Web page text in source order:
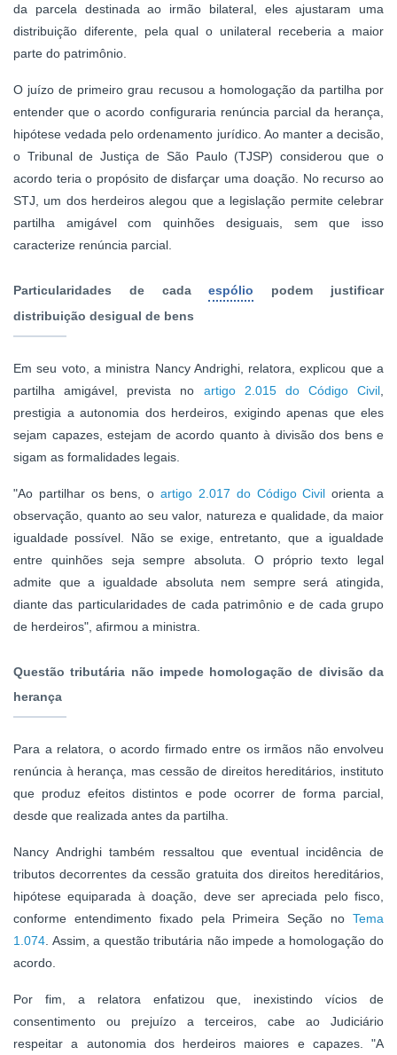
da parcela destinada ao irmão bilateral, eles ajustaram uma
distribuição diferente, pela qual o unilateral receberia a maior
parte do patrimônio.
O juízo de primeiro grau recusou a homologação da partilha por
entender que o acordo configuraria renúncia parcial da herança,
hipótese vedada pelo ordenamento jurídico. Ao manter a decisão,
o Tribunal de Justiça de São Paulo (TJSP) considerou que o
acordo teria o propósito de disfarçar uma doação. No recurso ao
STJ, um dos herdeiros alegou que a legislação permite celebrar
partilha amigável com quinhões desiguais, sem que isso
caracterize renúncia parcial.
Particularidades de cadaespólio podem justificar
distribuição desigual de bens
Em seu voto, a ministra Nancy Andrighi, relatora, explicou que a
partilha amigável, prevista no artigo 2.015 do Código Civil,
prestigia a autonomia dos herdeiros, exigindo apenas que eles
sejam capazes, estejam de acordo quanto à divisão dos bens e
sigam as formalidades legais.
"Ao partilhar os bens, oartigo 2.017 do Código Civil orienta a
observação, quanto ao seu valor, natureza e qualidade, da maior
igualdade possível. Não se exige, entretanto, que a igualdade
entre quinhões seja sempre absoluta. O próprio texto legal
admite que a igualdade absoluta nem sempre será atingida,
diante das particularidades de cada patrimônio e de cada grupo
de herdeiros", afirmou a ministra.
Questão tributária não impede homologação de divisão da
herança
Para a relatora, o acordo firmado entre os irmãos não envolveu
renúncia à herança, mas cessão de direitos hereditários, instituto
que produz efeitos distintos e pode ocorrer de forma parcial,
desde que realizada antes da partilha.
Nancy Andrighi também ressaltou que eventual incidência de
tributos decorrentes da cessão gratuita dos direitos hereditários,
hipótese equiparada à doação, deve ser apreciada pelo fisco,
conforme entendimento fixado pela Primeira Seção no Tema
1.074. Assim, a questão tributária não impede a homologação do
acordo.
Por fim, a relatora enfatizou que, inexistindo vícios de
consentimento ou prejuízo a terceiros, cabe ao Judiciário
respeitar a autonomia dos herdeiros maiores e capazes. "A